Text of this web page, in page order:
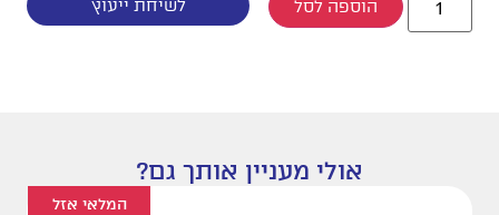
הוספה לסל לשיחת ייעוץ
אולי מעניין אותך גם?
המלאי אזל